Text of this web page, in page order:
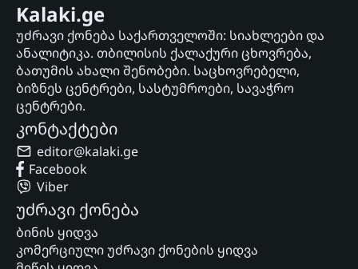
Kalaki.ge
უძრავი ქონება საქართველოში: სიახლეები და
ანალიტიკა. თბილისის ქალაქური ცხოვრება,
ბათუმის ახალი შენობები. საცხოვრებელი,
ბიზნეს ცენტრები, სასტუმროები, სავაჭრო
ცენტრები.
კონტაქტები
editor@kalaki.ge
Facebook
Viber
უძრავი ქონება
ბინის ყიდვა
კომერციული უძრავი ქონების ყიდვა